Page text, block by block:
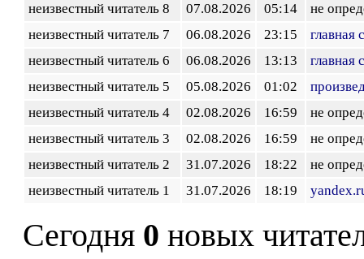
неизвестный читатель 8
07.08.2026 05:14
не
неизвестный читатель 7
06.08.2026 23:15
главная
неизвестный читатель 6
06.08.2026 13:13
главная
неизвестный читатель 5
05.08.2026 01:02
неизвестный читатель 4
02.08.2026 16:59
не
неизвестный читатель 3
02.08.2026 16:59
не
неизвестный читатель 2
31.07.2026 18:22
не
неизвестный читатель 1
31.07.2026 18:19
Сегодня 0 новых